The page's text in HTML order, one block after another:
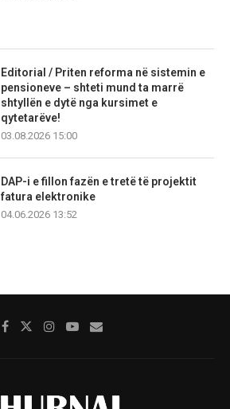
Editorial / Priten reforma në sistemin e
pensioneve – shteti mund ta marrë
shtyllën e dytë nga kursimet e
qytetarëve!
03.08.2026 15:00
DAP-i e fillon fazën e tretë të projektit
fatura elektronike
04.06.2026 13:52